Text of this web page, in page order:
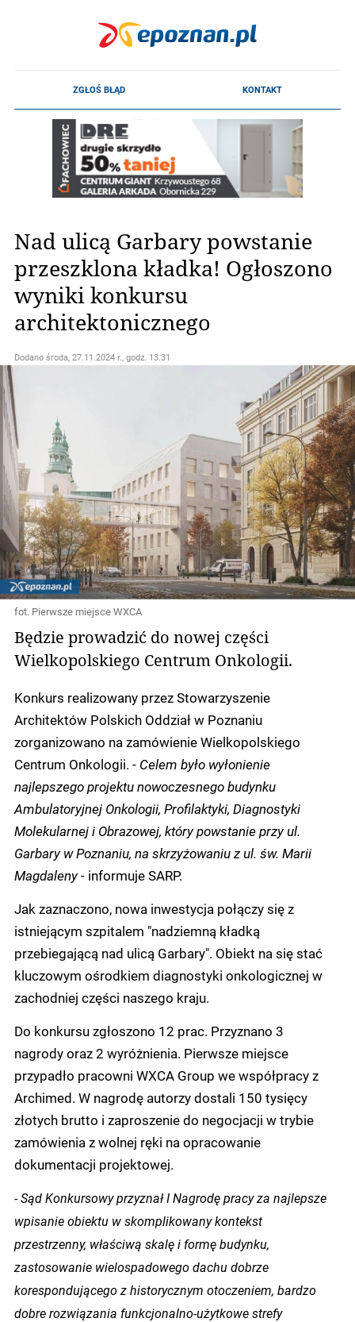
Nad ulicą Garbary powstanie
przeszklona kładka! Ogłoszono
wyniki konkursu
architektonicznego
Dodano środa, 27.11.2024 r., godz. 13.31
fot. Pierwsze miejsce WXCA
Będzie prowadzić do nowej części
Wielkopolskiego Centrum Onkologii.
Konkurs realizowany przez Stowarzyszenie
Architektów Polskich Oddział w Poznaniu
zorganizowano na zamówienie Wielkopolskiego
Centrum Onkologii. - Celem było wyłonienie
najlepszego projektu nowoczesnego budynku
Ambulatoryjnej Onkologii, Profilaktyki, Diagnostyki
Molekularnej i Obrazowej, który powstanie przy ul.
Garbary w Poznaniu, na skrzyżowaniu z ul. św. Marii
Magdaleny - informuje SARP.
Jak zaznaczono, nowa inwestycja połączy się z
istniejącym szpitalem "nadziemną kładką
przebiegającą nad ulicą Garbary". Obiekt na się stać
kluczowym ośrodkiem diagnostyki onkologicznej w
zachodniej części naszego kraju.
Do konkursu zgłoszono 12 prac. Przyznano 3
nagrody oraz 2 wyróżnienia. Pierwsze miejsce
przypadło pracowni WXCA Group we współpracy z
Archimed. W nagrodę autorzy dostali 150 tysięcy
złotych brutto i zaproszenie do negocjacji w trybie
zamówienia z wolnej ręki na opracowanie
dokumentacji projektowej.
- Sąd Konkursowy przyznał I Nagrodę pracy za najlepsze
wpisanie obiektu w skomplikowany kontekst
przestrzenny, właściwą skalę i formę budynku,
zastosowanie wielospadowego dachu dobrze
korespondującego z historycznym otoczeniem, bardzo
dobre rozwiązania funkcjonalno-użytkowe strefy